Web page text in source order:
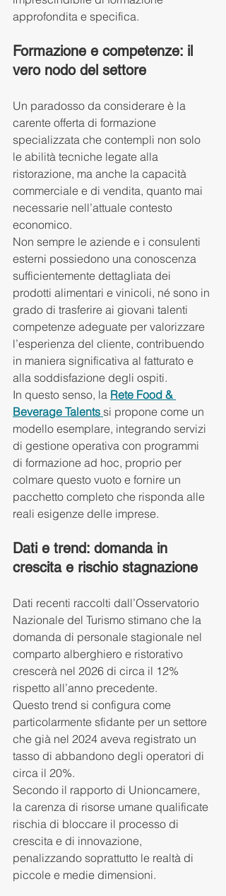
approfondita e specifica.
Formazione e competenze: il
vero nodo del settore
Un paradosso da considerare è la
carente offerta di formazione
specializzata che contempli non solo
le abilità tecniche legate alla
ristorazione, ma anche la capacità
commerciale e di vendita, quanto mai
necessarie nell’attuale contesto
economico.
Non sempre le aziende e i consulenti
esterni possiedono una conoscenza
sufficientemente dettagliata dei
prodotti alimentari e vinicoli, né sono in
grado di trasferire ai giovani talenti
competenze adeguate per valorizzare
l’esperienza del cliente, contribuendo
in maniera significativa al fatturato e
alla soddisfazione degli ospiti.
In questo senso, la Rete Food &
Beverage Talents si propone come un
modello esemplare, integrando servizi
di gestione operativa con programmi
di formazione ad hoc, proprio per
colmare questo vuoto e fornire un
pacchetto completo che risponda alle
reali esigenze delle imprese.
Dati e trend: domanda in
crescita e rischio stagnazione
Dati recenti raccolti dall’Osservatorio
Nazionale del Turismo stimano che la
domanda di personale stagionale nel
comparto alberghiero e ristorativo
crescerà nel 2026 di circa il 12%
rispetto all’anno precedente.
Questo trend si configura come
particolarmente sfidante per un settore
che già nel 2024 aveva registrato un
tasso di abbandono degli operatori di
circa il 20%.
Secondo il rapporto di Unioncamere,
la carenza di risorse umane qualificate
rischia di bloccare il processo di
crescita e di innovazione,
penalizzando soprattutto le realtà di
piccole e medie dimensioni.